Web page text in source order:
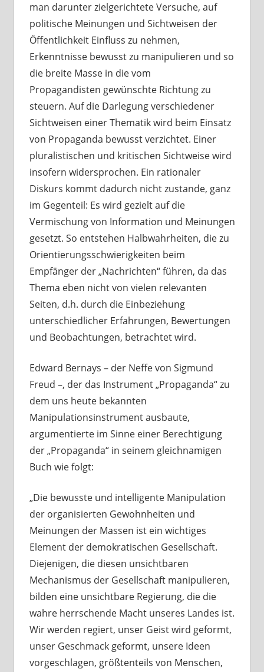
man darunter zielgerichtete Versuche, auf
politische Meinungen und Sichtweisen der
Öffentlichkeit Einfluss zu nehmen,
Erkenntnisse bewusst zu manipulieren und so
die breite Masse in die vom
Propagandisten gewünschte Richtung zu
steuern. Auf die Darlegung verschiedener
Sichtweisen einer Thematik wird beim Einsatz
von Propaganda bewusst verzichtet. Einer
pluralistischen und kritischen Sichtweise wird
insofern widersprochen. Ein rationaler
Diskurs kommt dadurch nicht zustande, ganz
im Gegenteil: Es wird gezielt auf die
Vermischung von Information und Meinungen
gesetzt. So entstehen Halbwahrheiten, die zu
Orientierungsschwierigkeiten beim
Empfänger der „Nachrichten“ führen, da das
Thema eben nicht von vielen relevanten
Seiten, d.h. durch die Einbeziehung
unterschiedlicher Erfahrungen, Bewertungen
und Beobachtungen, betrachtet wird.
Edward Bernays – der Neffe von Sigmund
Freud –, der das Instrument „Propaganda“ zu
dem uns heute bekannten
Manipulationsinstrument ausbaute,
argumentierte im Sinne einer Berechtigung
der „Propaganda“ in seinem gleichnamigen
Buch wie folgt:
„Die bewusste und intelligente Manipulation
der organisierten Gewohnheiten und
Meinungen der Massen ist ein wichtiges
Element der demokratischen Gesellschaft.
Diejenigen, die diesen unsichtbaren
Mechanismus der Gesellschaft manipulieren,
bilden eine unsichtbare Regierung, die die
wahre herrschende Macht unseres Landes ist.
Wir werden regiert, unser Geist wird geformt,
unser Geschmack geformt, unsere Ideen
vorgeschlagen, größtenteils von Menschen,